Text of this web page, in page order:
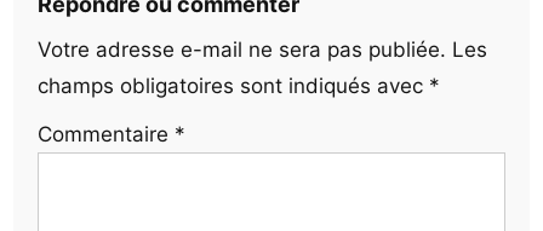
Votre adresse e-mail ne sera pas publiée. Les
champs obligatoires sont indiqués avec *
Commentaire *